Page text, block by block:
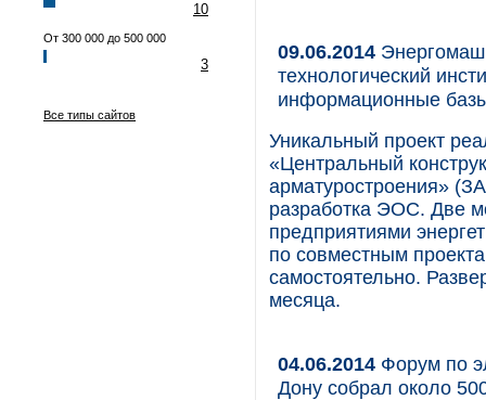
10
От 300 000 до 500 000
3
Все типы сайтов
09.06.2014
технологический
информационные
Уникальный проект
«Центральный
арматуростроения»
разработка ЭОС. Две
предприятиями
по совместным
самостоятельно.
месяца.
04.06.2014 Форум по
Дону собрал около